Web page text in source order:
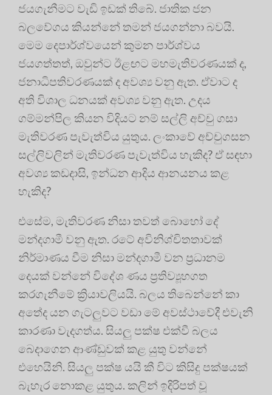
ජයගැනීමට වැඩි ඉඩක් තිබේ. ජාතික ජන
බලවේගය කියන්නේ තමන් ජයගන්නා බවයි.
මෙම දෙපාර්ශ්වයෙන් කුමන පාර්ශ්වය
ජයගත්තත්, ඔවුන්ට ඊළඟට මහමැතිවරණයක් ද,
ජනාධිපතිවරණයක් ද අවශ්‍ය වනු ඇත. ඒවාට ද
අති විශාල ධනයක් අවශ්‍ය වනු ඇත. උදය
ගම්මන්පිල කියන විදියට නම් සල්ලි අච්චු ගසා
මැතිවරණ පැවැත්විය යුතුය. ලංකාවේ අච්චුගසන
සල්ලිවලින් මැතිවරණ පැවැත්විය හැකිද? ඒ සඳහා
අවශ්‍ය කඩදාසි, ඉන්ධන ආදිය ආනයනය කළ
හැකිද?
එසේම, මැතිවරණ නිසා තවත් බොහෝ දේ
මන්දගාමී වනු ඇත. රටේ අවිනිශ්චිතතාවක්
නිර්මාණය වීම නිසා මන්දගාමී වන ප්‍රධානම
දෙයක් වන්නේ විදේශ ණය ප්‍රතිව්‍යූහගත
කරගැනීමේ ක්‍රියාවලියයි. බලය තිබෙන්නේ කා
අතේද යන ගැටලුවට වඩා මේ අවස්ථාවේදී එවැනි
කාරණා වැදගත්ය. සියලු පක්ෂ එක්වී බලය
බෙදාගෙන ආණ්ඩුවක් කළ යුතු වන්නේ
එහෙයිනි. සියලු පක්ෂ යයි කී විට කිසිදු පක්ෂයක්
බැහැර නොකළ යුතුය. කලින් ඉදිරිපත් වූ